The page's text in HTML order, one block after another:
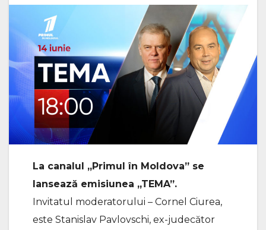
La canalul „Primul în Moldova” se
lansează emisiunea „TEMA”.
Invitatul moderatorului – Cornel Ciurea,
este Stanislav Pavlovschi, ex-judecător